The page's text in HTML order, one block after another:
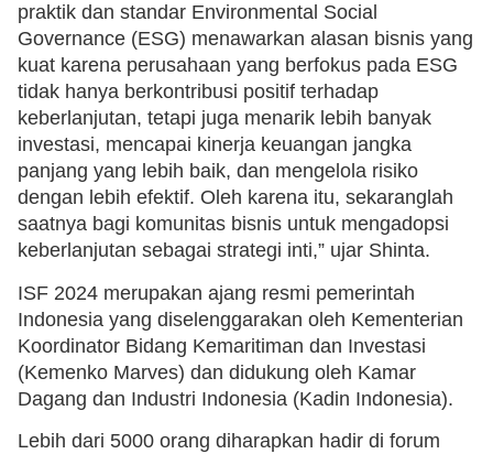
praktik dan standar Environmental Social
Governance (ESG) menawarkan alasan bisnis yang
kuat karena perusahaan yang berfokus pada ESG
tidak hanya berkontribusi positif terhadap
keberlanjutan, tetapi juga menarik lebih banyak
investasi, mencapai kinerja keuangan jangka
panjang yang lebih baik, dan mengelola risiko
dengan lebih efektif. Oleh karena itu, sekaranglah
saatnya bagi komunitas bisnis untuk mengadopsi
keberlanjutan sebagai strategi inti,” ujar Shinta.
ISF 2024 merupakan ajang resmi pemerintah
Indonesia yang diselenggarakan oleh Kementerian
Koordinator Bidang Kemaritiman dan Investasi
(Kemenko Marves) dan didukung oleh Kamar
Dagang dan Industri Indonesia (Kadin Indonesia).
Lebih dari 5000 orang diharapkan hadir di forum